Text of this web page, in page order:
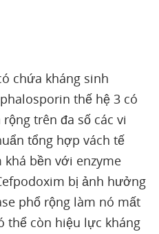
chứa kháng sinh
thế hệ 3 có
trên đa số các vi
tổng hợp vách tế
khá bền với enzyme
bị ảnh hưởng
phổ rộng làm nó mất
thể còn hiệu lực kháng